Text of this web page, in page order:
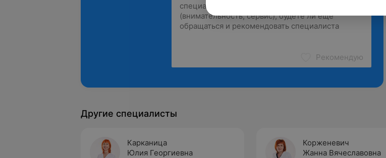
Рекомендую
Другие специалисты
Карканица
Юлия Георгиевна
Корженевич
Жанна Вячеславовна